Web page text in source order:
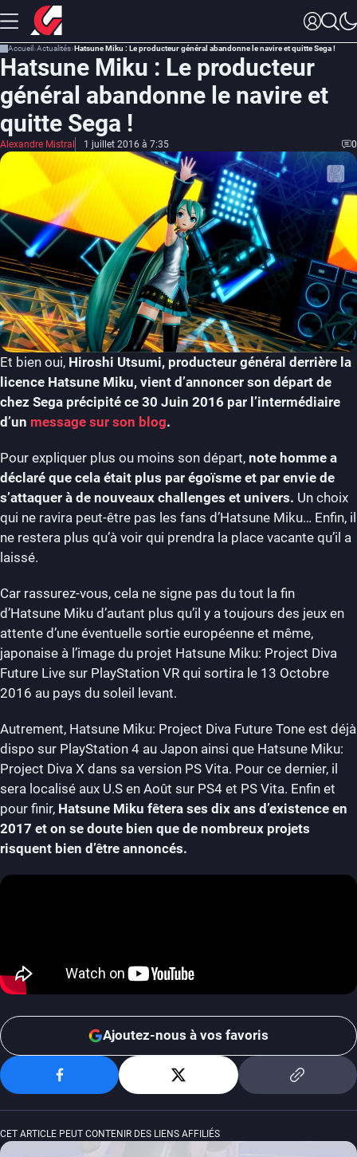
Accueil Actualités Hatsune Miku : Le producteur général abandonne le navire et quitte Sega !
Hatsune Miku : Le producteur
général abandonne le navire et
quitte Sega !
Alexandre Mistral 1 juillet 2016 à 7:35 0
Et bien oui, Hiroshi Utsumi, producteur général derrière la
licence Hatsune Miku, vient d’annoncer son départ de
chez Sega précipité ce 30 Juin 2016 par l’intermédiaire
d’un message sur son blog.
Pour expliquer plus ou moins son départ, note homme a
déclaré que cela était plus par égoïsme et par envie de
s’attaquer à de nouveaux challenges et univers. Un choix
qui ne ravira peut-être pas les fans d’Hatsune Miku… Enfin, il
ne restera plus qu’à voir qui prendra la place vacante qu’il a
laissé.
Car rassurez-vous, cela ne signe pas du tout la fin
d’Hatsune Miku d’autant plus qu’il y a toujours des jeux en
attente d’une éventuelle sortie européenne et même,
japonaise à l’image du projet Hatsune Miku: Project Diva
Future Live sur PlayStation VR qui sortira le 13 Octobre
2016 au pays du soleil levant.
Autrement, Hatsune Miku: Project Diva Future Tone est déjà
dispo sur PlayStation 4 au Japon ainsi que Hatsune Miku:
Project Diva X dans sa version PS Vita. Pour ce dernier, il
sera localisé aux U.S en Août sur PS4 et PS Vita. Enfin et
pour finir, Hatsune Miku fêtera ses dix ans d’existence en
2017 et on se doute bien que de nombreux projets
risquent bien d’être annoncés.
Ajoutez-nous à vos favoris
CET ARTICLE PEUT CONTENIR DES LIENS AFFILIÉS